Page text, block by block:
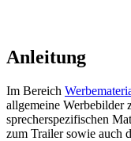
Anleitung
Im Bereich
allgemeine Werbebilder
sprecherspezifischen
zum Trailer sowie auch